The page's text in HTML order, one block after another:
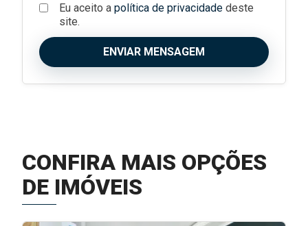
Eu aceito a política de privacidade deste
site.
ENVIAR MENSAGEM
CONFIRA MAIS OPÇÕES
DE IMÓVEIS